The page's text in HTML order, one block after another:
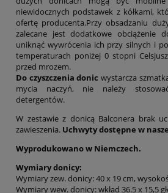
niewidocznych podstawek z kółkami,
ofertę producenta.Przy obsadzaniu
zalecane jest dodatkowe obciążenie
uniknąć wywrócenia ich przy silnych i
temperaturach poniżej 0 stopni
przed mrozem.
Do czyszczenia donic wystarcza
mycia naczyń, nie należy
detergentów.
W zestawie z donicą Balconera brak
zawieszenia. Uchwyty dostępne w
Wyprodukowano w Niemczech.
Wymiary donicy:
Wymiary zew. donicy: 40 x 19 cm,
Wymiary wew. donicy: wkład 36.5 x 15,5